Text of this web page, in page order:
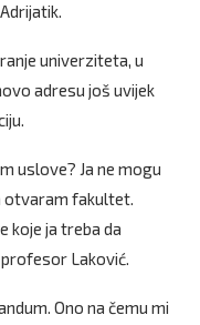
univerziteta, u
adresu još uvijek
uslove? Ja ne mogu
otvaram fakultet.
koje ja treba da
profesor Laković.
Ono na čemu mi